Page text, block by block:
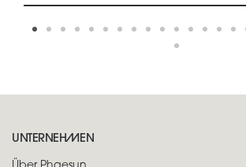
UNTERNEHMEN